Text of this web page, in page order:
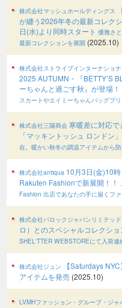
株式会社マッシュホールディングス
が纏う2026年冬の最新コレク
日(水)より同時スタート 優雅さ
最新コレクションを展開 (2025.10)
株式会社ストライプインターナショ
2025 AUTUMN・『BETTY’S
ーちゃんと過ごす秋』が登場！
スカートやエイミーちゃんバッグプ
株式会社三陽商会 寒暖差に対応
「マッキントッシュ ロンドン
在。暖かい秋冬の調温アイテムから
株式会社antiqua 10月3日(金)10
Rakuten Fashionで新展開！！
Fashion 出店であなたの手に届くファ
株式会社バロックジャパンリミテッド
ロ）とのスペシャルコレクシ
SHEL'TTER WEBSTOREにて入荷連
株式会社ジュン
【Saturdays
アイテムを発売 (2025.10)
LVMHファッション・グループ・ジ